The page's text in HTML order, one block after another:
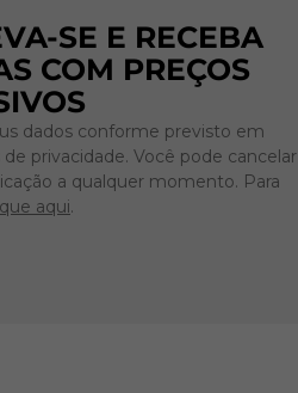
SE E RECEBA
COM PREÇOS
dados conforme previsto em
de privacidade. Você pode cancelar
a qualquer momento. Para
aqui.